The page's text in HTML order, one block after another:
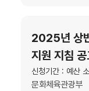
2025년 상
지원 지침
신청기간 : 예산
문화체육관광부